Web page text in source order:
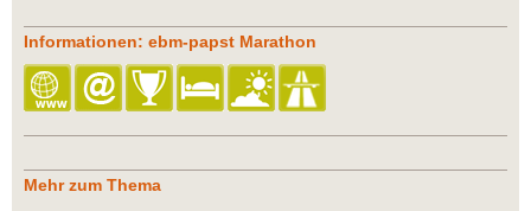
Informationen: ebm-papst Marathon
Mehr zum Thema